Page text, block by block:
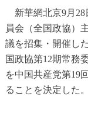
新華網北京9月
員会（全国政協）
議を招集・開催し
国政協第12期常務
を中国共産党第19
ることを決定した。